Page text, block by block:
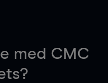
med CMC